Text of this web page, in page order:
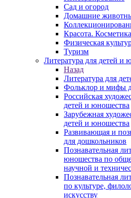
Сад и огород
Домашние
Красота.
Физическая
Туризм
Литература для детей и
Назад
Литература для
Фольклор и мифы
Российская
детей и юношества
Зарубежная
детей и юношества
Развивающая и
для дошкольников
Познавательная
юношества по
научной и
Познавательная
по культуре,
искусству